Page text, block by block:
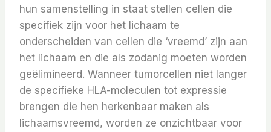
hun samenstelling in staat stellen cellen die
specifiek zijn voor het lichaam te
onderscheiden van cellen die ‘vreemd’ zijn aan
het lichaam en die als zodanig moeten worden
geëlimineerd. Wanneer tumorcellen niet langer
de specifieke HLA-moleculen tot expressie
brengen die hen herkenbaar maken als
lichaamsvreemd, worden ze onzichtbaar voor